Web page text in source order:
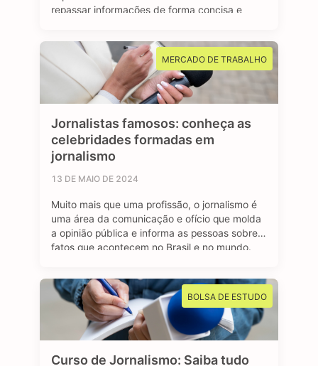
repassar informações de forma concisa e
esportivos são responsáveis por cobrir
diversos eventos, campeonatos e
competições esportivas, com objetivo de
manter o público bem informado sobre os
resultados, bastidores …
MERCADO DE TRABALHO
Jornalistas famosos: conheça as
celebridades formadas em
jornalismo
13 DE MAIO DE 2024
Muito mais que uma profissão, o jornalismo é
uma área da comunicação e ofício que molda
a opinião pública e informa as pessoas sobre
fatos que acontecem no Brasil e no mundo.
contar história, investigar e desvendar
acontecimentos, além de dar voz e …
BOLSA DE ESTUDO
Curso de Jornalismo: Saiba tudo